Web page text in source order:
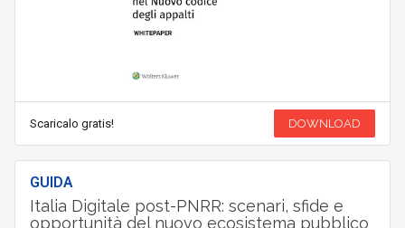
Scaricalo gratis! DOWNLOAD
GUIDA
Italia Digitale post-PNRR: scenari, sfide e
opportunità del nuovo ecosistema pubblico